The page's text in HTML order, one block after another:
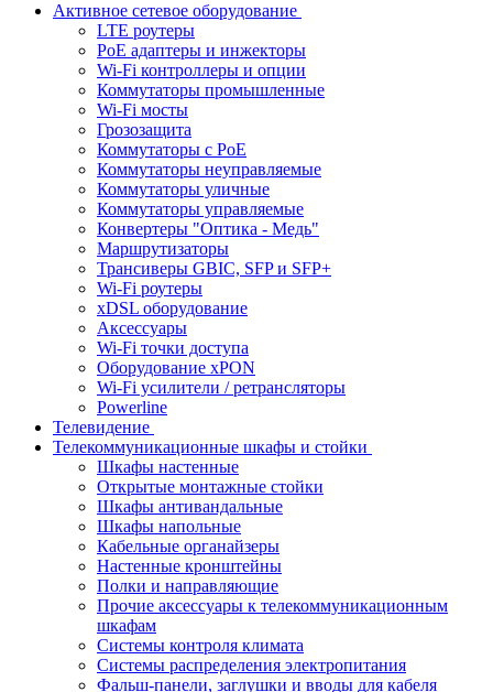
Активное сетевое оборудование
LTE роутеры
PoE адаптеры и инжекторы
Wi-Fi контроллеры и опции
Коммутаторы промышленные
Wi-Fi мосты
Грозозащита
Коммутаторы c PoE
Коммутаторы неуправляемые
Коммутаторы уличные
Коммутаторы управляемые
Конвертеры "Оптика - Медь"
Маршрутизаторы
Трансиверы GBIC, SFP и SFP+
Wi-Fi роутеры
xDSL оборудование
Аксессуары
Wi-Fi точки доступа
Оборудование хPON
Wi-Fi усилители / ретрансляторы
Powerline
Телевидение
Телекоммуникационные шкафы и стойки
Шкафы настенные
Открытые монтажные стойки
Шкафы антивандальные
Шкафы напольные
Кабельные органайзеры
Настенные кронштейны
Полки и направляющие
Прочие аксессуары к телекоммуникационным
шкафам
Системы контроля климата
Системы распределения электропитания
Фальш-панели, заглушки и вводы для кабеля